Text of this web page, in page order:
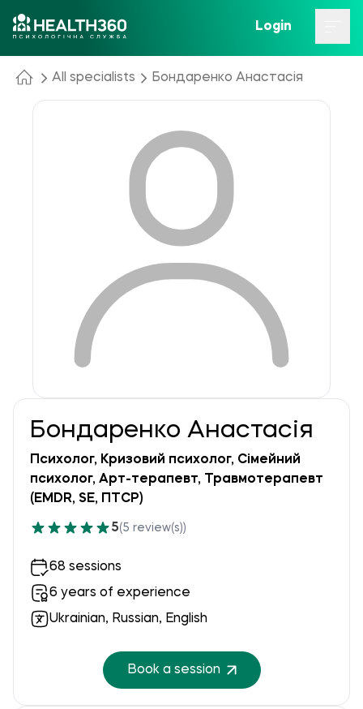
Login
All specialists Бондаренко Анастасія
Бондаренко Анастасія
Психолог, Кризовий психолог, Сімейний
психолог, Арт-терапевт, Травмотерапевт
(EMDR, SE, ПТСР)
5(5 review(s))
68 sessions
6 years of experience
Ukrainian, Russian, English
Book a session